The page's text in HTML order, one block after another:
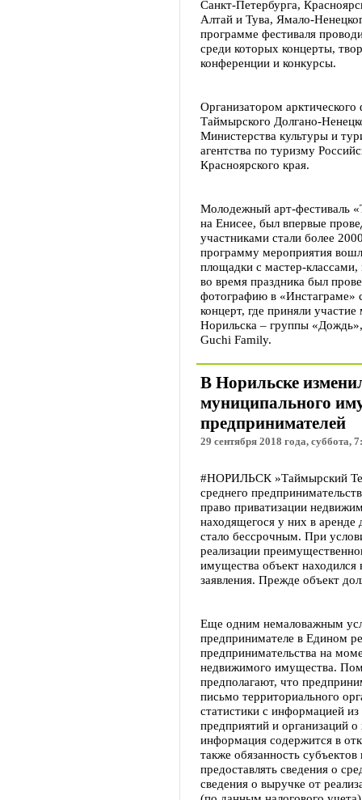
Санкт-Петербурга,
Алтай и Тува, Ямало-
программе фестиваля
среди которых концерты,
конференции и конкурсы.
Организатором
Таймырского Долгано-
Министерства культуры и
агентства по туризму
Красноярского края.
Молодежный арт-фестиваль
на Енисее, был впервые
участниками стали более
программу мероприятия
площадки с мастер-
во время праздника был
фотографию в
концерт, где приняли
Норильска – группы
Guchi Family.
В Норильске
муниципального
предпринимателей
29 сентября 2018 года, суббота,
#НОРИЛЬСК »Таймырский
среднего
право приватизации
находящегося у них в аренде
стало бессрочным. При
реализации
имущества объект находился
заявления. Прежде объект
Еще одним немаловажным
предпринимателе в Едином
предпринимательства на
недвижимого имущества.
предполагают, что
письмо территориального
статистики с информацией из
предприятий и организаций
информация содержится в
также обязанность
предоставлять сведения о
сведения о выручке от